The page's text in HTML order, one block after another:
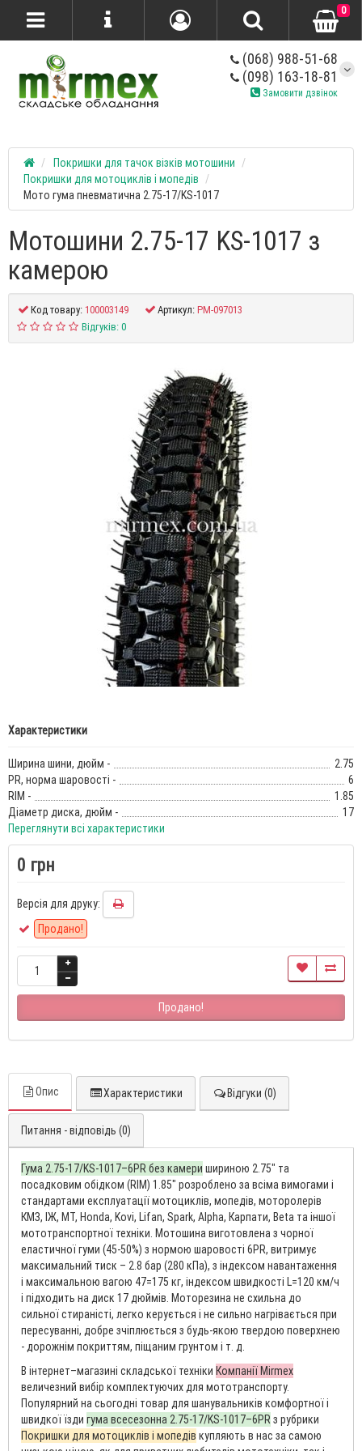
(068) 988-51-68
(098) 163-18-81
Замовити дзвінок
0
Покришки для тачок візків мотошини
Покришки для мотоциклів і мопедів
Мото гума пневматична 2.75-17/KS-1017
Мотошини 2.75-17 KS-1017 з
камерою
Код товару:100003149 Артикул:PM-097013
Відгуків: 0
Характеристики
Ширина шини, дюйм -
2.75
PR, норма шаровості -
6
RIM -
1.85
Діаметр диска, дюйм -
17
Переглянути всі характеристики
0 грн
Версія для друку:
Продано!
Продано!
Опис Характеристики Відгуки (0)
Питання - відповідь (0)
Гума 2.75-17/KS-1017–6PR без камери шириною 2.75″ та
посадковим обідком (RIM) 1.85″ розроблено за всіма вимогами і
стандартами експлуатації мотоциклів, мопедів, моторолерів
КМЗ, ІЖ, МТ, Honda, Kovi, Lifan, Spark, Alpha, Карпати, Beta та іншої
мототранспортної техніки. Мотошина виготовлена з чорної
еластичної гуми (45-50%) з нормою шаровості 6PR, витримує
максимальний тиск – 2.8 бар (280 кПа), з індексом навантаження
і максимальною вагою 47=175 кг, індексом швидкості L=120 км/ч
і підходить на диск 17 дюймів. Моторезина не схильна до
сильної стираністі, легко керується і не сильно нагрівається при
пересуванні, добре зчіплюється з будь-якою твердою поверхнею
- дорожнім покриттям, піщаним грунтом і т. д.
В інтернет–магазині складської техніки Компанії Mirmex
величезний вибір комплектуючих для мототранспорту.
Популярний на сьогодні товар для шанувальників комфортної і
швидкої їзди гума всесезонна 2.75-17/KS-1017–6PRз рубрики
Покришки для мотоциклів і мопедів купляють в нас за самою